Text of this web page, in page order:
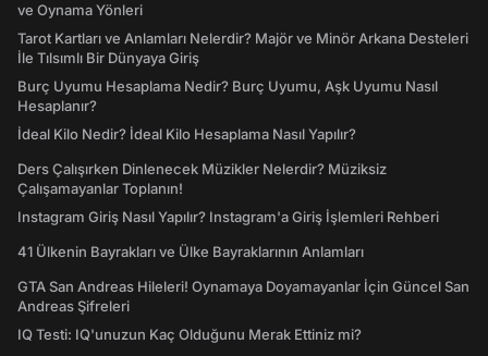
ve Oynama Yönleri
Tarot Kartları ve Anlamları Nelerdir? Majör ve Minör Arkana Desteleri
İle Tılsımlı Bir Dünyaya Giriş
Burç Uyumu Hesaplama Nedir? Burç Uyumu, Aşk Uyumu Nasıl
Hesaplanır?
İdeal Kilo Nedir? İdeal Kilo Hesaplama Nasıl Yapılır?
Ders Çalışırken Dinlenecek Müzikler Nelerdir? Müziksiz
Çalışamayanlar Toplanın!
Instagram Giriş Nasıl Yapılır? Instagram'a Giriş İşlemleri Rehberi
41 Ülkenin Bayrakları ve Ülke Bayraklarının Anlamları
GTA San Andreas Hileleri! Oynamaya Doyamayanlar İçin Güncel San
Andreas Şifreleri
IQ Testi: IQ'unuzun Kaç Olduğunu Merak Ettiniz mi?